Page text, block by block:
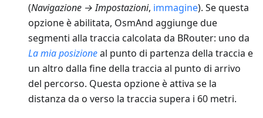
(Navigazione → Impostazioni, immagine). Se questa
opzione è abilitata, OsmAnd aggiunge due
segmenti alla traccia calcolata da BRouter: uno da
La mia posizioneal punto di partenza della traccia e
un altro dalla fine della traccia al punto di arrivo
del percorso. Questa opzione è attiva se la
distanza da o verso la traccia supera i 60 metri.